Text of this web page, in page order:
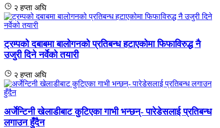
२ हप्ता अघि
ट्रम्पको दबाबमा बालोगनको प्रतिबन्ध हटाएकोमा फिफाविरुद्ध नै
उजुरी दिने नर्वेको तयारी
२ हप्ता अघि
अर्जेन्टिनी खेलाडीबाट कुटिएका गाभी भन्छन्- पारेडेसलाई प्रतिबन्ध
लगाउन हुँदैन